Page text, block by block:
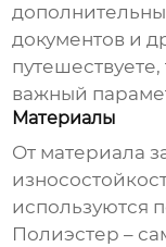
документов и
важный
Материалы
От материала
используются
Полиэстер –